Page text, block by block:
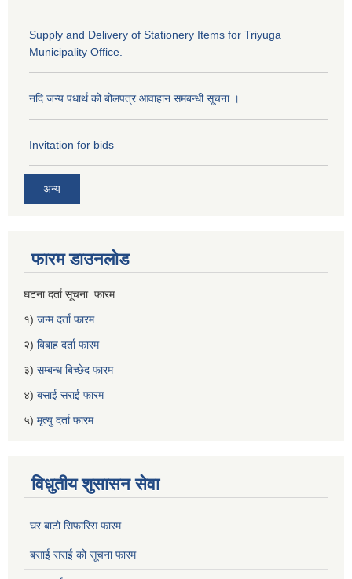
Supply and Delivery of Stationery Items for Triyuga
Municipality Office.
नदि जन्य पधार्थ को बोलपत्र आवाहान समबन्धी सूचना ।
Invitation for bids
अन्य
फारम डाउनलोड
घटना दर्ता सूचना फारम
१) जन्म दर्ता फारम
२) बिबाह दर्ता फारम
३) सम्बन्ध बिच्छेद फारम
४) बसाई सराई फारम
५) मृत्यु दर्ता फारम
विधुतीय शुसासन सेवा
घर बाटो सिफारिस फारम
बसाई सराई को सूचना फारम